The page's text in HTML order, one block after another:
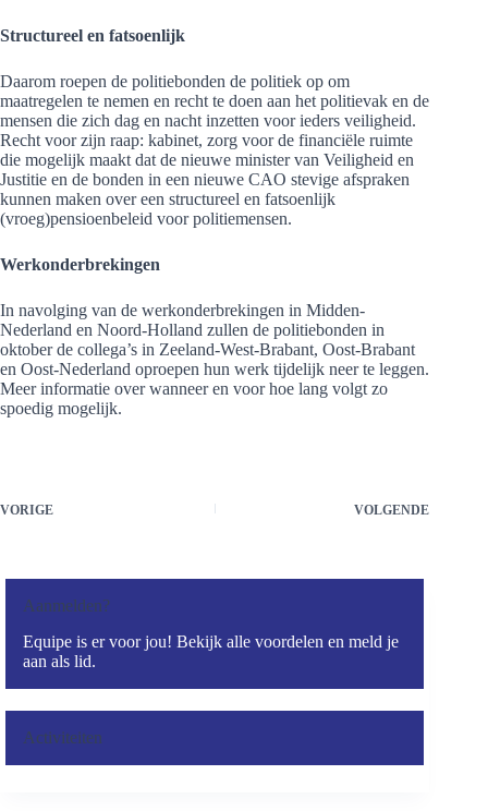
Structureel en fatsoenlijk
Daarom roepen de politiebonden de politiek op om
maatregelen te nemen en recht te doen aan het politievak en de
mensen die zich dag en nacht inzetten voor ieders veiligheid.
Recht voor zijn raap: kabinet, zorg voor de financiële ruimte
die mogelijk maakt dat de nieuwe minister van Veiligheid en
Justitie en de bonden in een nieuwe CAO stevige afspraken
kunnen maken over een structureel en fatsoenlijk
(vroeg)pensioenbeleid voor politiemensen.
Werkonderbrekingen
In navolging van de werkonderbrekingen in Midden-
Nederland en Noord-Holland zullen de politiebonden in
oktober de collega’s in Zeeland-West-Brabant, Oost-Brabant
en Oost-Nederland oproepen hun werk tijdelijk neer te leggen.
Meer informatie over wanneer en voor hoe lang volgt zo
spoedig mogelijk.
VORIGE VOLGENDE
Aanmelden?
Equipe is er voor jou! Bekijk alle voordelen en meld je
aan als lid.
Activiteiten